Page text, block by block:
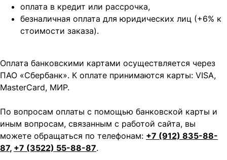
оплата в кредит или рассрочка,
безналичная оплата для юридических лиц (+6% к
стоимости заказа).
Оплата банковскими картами осуществляется через
ПАО «Сбербанк». К оплате принимаются карты: VISA,
MasterCard, МИР.
По вопросам оплаты с помощью банковской карты и
иным вопросам, связанным с работой сайта, вы
можете обращаться по телефонам: +7 (912) 835-88-
87, +7 (3522) 55-88-87.
2026, МотоТехника45 Создание сайта